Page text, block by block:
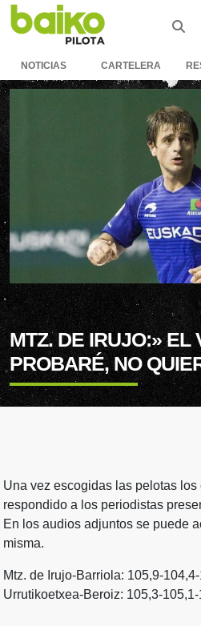
NOTICIAS CARTELERA
MTZ. DE IRUJO:» EL
PROBARÉ, NO
Una vez escogidas las pelotas los
respondido a los periodistas
En los audios adjuntos se puede
misma.
Mtz. de Irujo-Barriola: 105,9-
Urrutikoetxea-Beroiz: 105,3-105,1-